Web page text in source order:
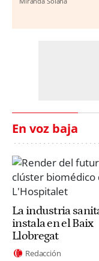
En voz baja
La industria
instala en el Baix
Llobregat
Redacción